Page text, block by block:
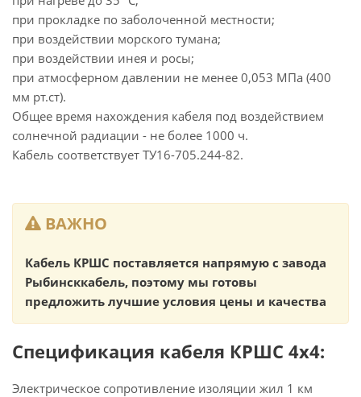
при прокладке по заболоченной местности;
при воздействии морского тумана;
при воздействии инея и росы;
при атмосферном давлении не менее 0,053 МПа (400
мм рт.ст).
Общее время нахождения кабеля под воздействием
солнечной радиации - не более 1000 ч.
Кабель соответствует ТУ16-705.244-82.
ВАЖНО
Кабель КРШС поставляется напрямую с завода
Рыбинсккабель, поэтому мы готовы
предложить лучшие условия цены и качества
Спецификация кабеля КРШС 4x4:
Электрическое сопротивление изоляции жил 1 км